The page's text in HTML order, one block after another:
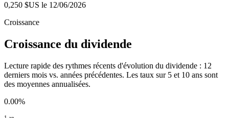
0,250 $US le 12/06/2026
Croissance
Croissance du dividende
Lecture rapide des rythmes récents d'évolution du dividende : 12
derniers mois vs. années précédentes. Les taux sur 5 et 10 ans sont
des moyennes annualisées.
0.00%